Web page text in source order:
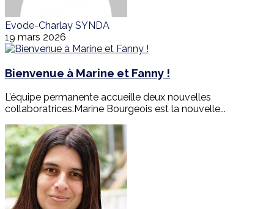
Evode-Charlay SYNDA
19 mars 2026
Bienvenue à Marine et Fanny !
L’équipe permanente accueille deux nouvelles
collaboratrices.Marine Bourgeois est la nouvelle...